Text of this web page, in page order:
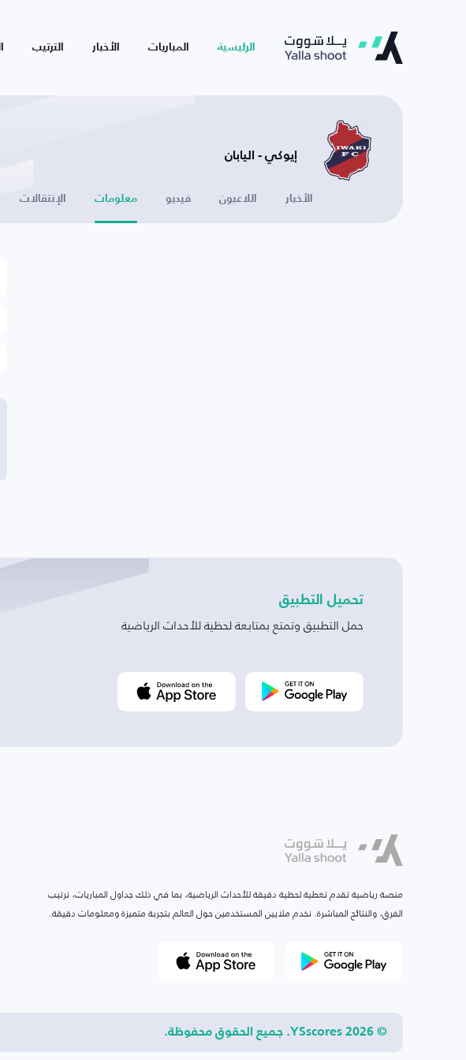
الرئيسية المباريات الأخبار الترتيب
إيوكي - اليابان
الأخبار اللاعبون فيديو معلومات الإنتقالات
تحميل التطبيق
حمل التطبيق وتمتع بمتابعة لحظية للأحداث الرياضية
منصة رياضية تقدم تغطية لحظية دقيقة للأحداث الرياضية، بما في ذلك جداول المباريات، ترتيب
الفرق، والنتائج المباشرة. نخدم ملايين المستخدمين حول العالم بتجربة متميزة ومعلومات دقيقة.
© 2026 YSscores. جميع الحقوق محفوظة.